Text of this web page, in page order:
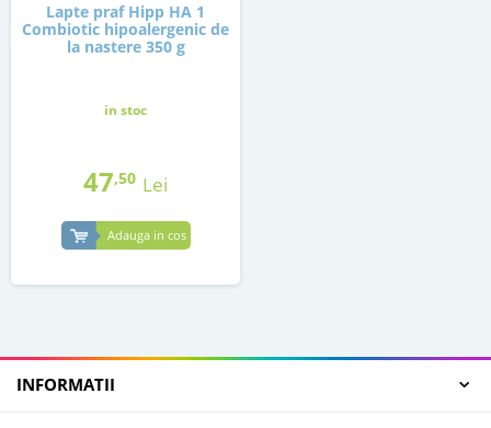
Lapte praf Hipp HA 1
Combiotic hipoalergenic de
la nastere 350 g
in stoc
47,50 Lei
Adauga in cos
INFORMATII